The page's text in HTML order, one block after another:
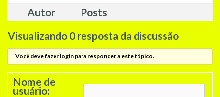
Autor
Posts
Visualizando 0 resposta da discussão
Você deve fazer login para responder a este tópico.
Nome de
usuário: